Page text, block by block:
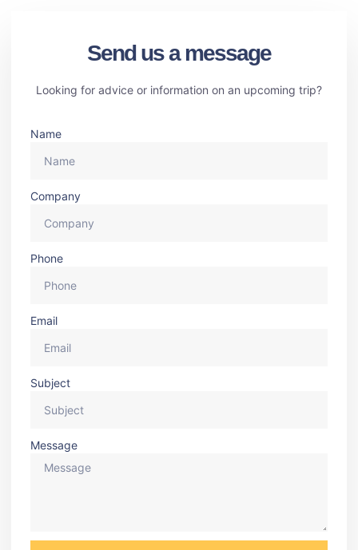
Send us a message
Looking for advice or information on an upcoming trip?
Name
Company
Phone
Email
Subject
Message